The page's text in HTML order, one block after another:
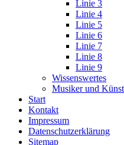
Linie 3
Linie 4
Linie 5
Linie 6
Linie 7
Linie 8
Linie 9
Wissenswertes
Musiker und
Start
Kontakt
Impressum
Datenschutz­erklärung
Sitemap